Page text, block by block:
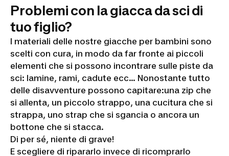
Problemi con la giacca da sci di
tuo figlio?
I materiali delle nostre giacche per bambini sono
scelti con cura, in modo da far fronte ai piccoli
elementi che si possono incontrare sulle piste da
sci: lamine, rami, cadute ecc... Nonostante tutto
delle disavventure possono capitare:una zip che
si allenta, un piccolo strappo, una cucitura che si
strappa, uno strap che si sgancia o ancora un
bottone che si stacca.
Di per sé, niente di grave!
E scegliere di ripararlo invece di ricomprarlo